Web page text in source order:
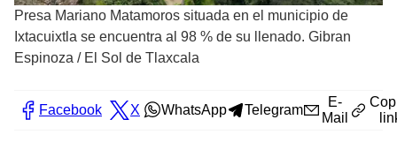
Presa Mariano Matamoros situada en el municipio de
Ixtacuixtla se encuentra al 98 % de su llenado. Gibran
Espinoza / El Sol de Tlaxcala
Facebook X WhatsApp Telegram
E-
Mail